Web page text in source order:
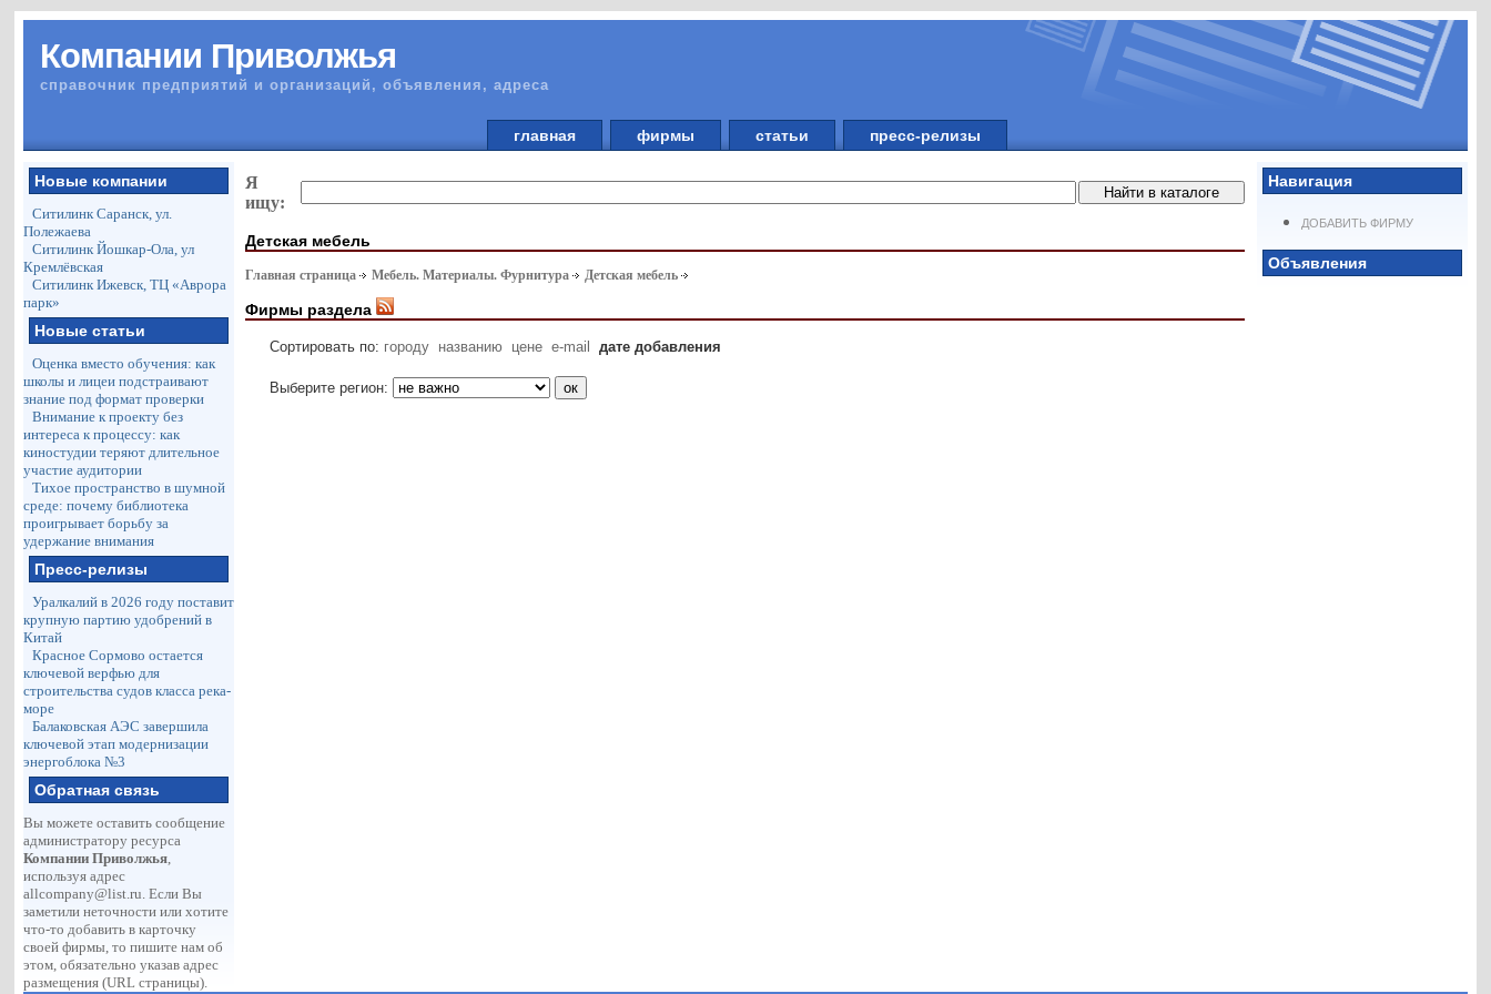
Компании Приволжья
справочник предприятий и организаций, объявления, адреса
главная фирмы статьи пресс-релизы
Новые компании
Ситилинк Саранск, ул.
Полежаева
Ситилинк Йошкар-Ола, ул
Кремлёвская
Ситилинк Ижевск, ТЦ «Аврора
парк»
Новые статьи
Оценка вместо обучения: как
школы и лицеи подстраивают
знание под формат проверки
Внимание к проекту без
интереса к процессу: как
киностудии теряют длительное
участие аудитории
Тихое пространство в шумной
среде: почему библиотека
проигрывает борьбу за
удержание внимания
Пресс-релизы
Уралкалий в 2026 году поставит
крупную партию удобрений в
Китай
Красное Сормово остается
ключевой верфью для
строительства судов класса река-
море
Балаковская АЭС завершила
ключевой этап модернизации
энергоблока №3
Обратная связь
Вы можете оставить сообщение
администратору ресурса
Компании Приволжья,
используя адрес
allcompany@list.ru. Если Вы
заметили неточности или хотите
что-то добавить в карточку
своей фирмы, то пишите нам об
этом, обязательно указав адрес
размещения (URL страницы).
Навигация
ДОБАВИТЬ ФИРМУ
Объявления
Я
ищу:
Детская мебель
Главная страница Мебель. Материалы. Фурнитура Детская мебель
Фирмы раздела
Сортировать по: городу названию цене e-mail дате добавления
Выберите регион: